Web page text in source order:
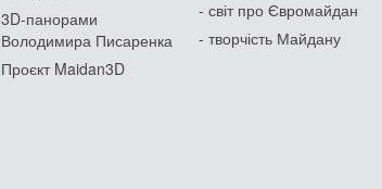
3D-панорами
Володимира Писаренка
Проєкт Maidan3D
- світ про Євромайдан
- творчість Майдану